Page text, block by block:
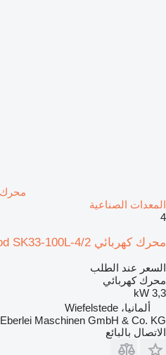
المعدات الصناعية
4
محرك كهربائي Emod SK33-100L-4/2 لـ المعدات الصناعية
السعر عند الطلب
محرك كهربائي
3,3 kW
ألمانيا، Wiefelstede
Eberlei Maschinen GmbH & Co. KG
الاتصال بالبائع